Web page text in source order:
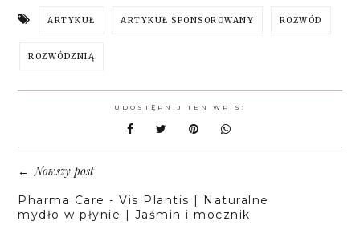
ARTYKUŁ ARTYKUŁ SPONSOROWANY ROZWÓD
ROZWÓDZNIĄ
UDOSTĘPNIJ TEN WPIS:
←Nowszy post
Pharma Care - Vis Plantis | Naturalne
mydło w płynie | Jaśmin i mocznik